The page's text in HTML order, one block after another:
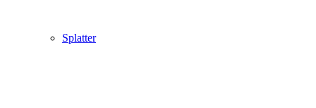
Splatter